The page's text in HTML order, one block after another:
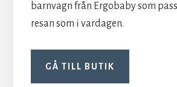
barnvagn från Ergobaby som
resan som i vardagen.
GÅ TILL BUTIK